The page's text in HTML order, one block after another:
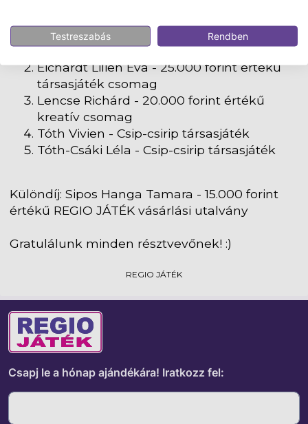
Csapj le a hónap ajándékára! Iratkozz fel:
Testreszabás Rendben